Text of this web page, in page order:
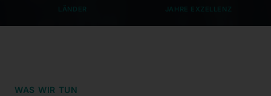
LÄNDER JAHRE EXZELLENZ
WAS WIR TUN